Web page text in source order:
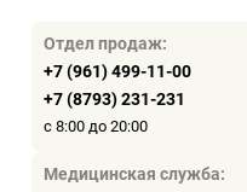
Отдел продаж:
+7 (961) 499-11-00
+7 (8793) 231-231
с 8:00 до 20:00
Медицинская служба: